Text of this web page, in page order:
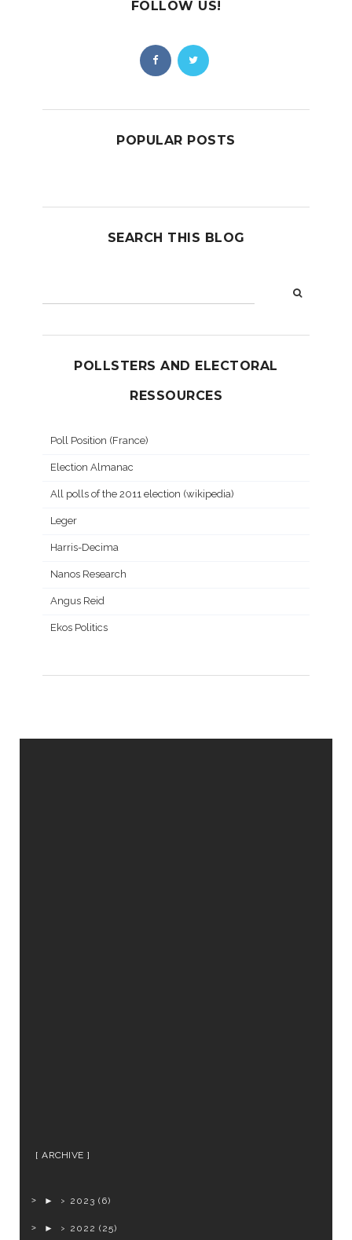
FOLLOW US!
POPULAR POSTS
SEARCH THIS BLOG
POLLSTERS AND ELECTORAL
RESSOURCES
Poll Position (France)
Election Almanac
All polls of the 2011 election (wikipedia)
Leger
Harris-Decima
Nanos Research
Angus Reid
Ekos Politics
ARCHIVE
► 2023 (6)
► 2022 (25)